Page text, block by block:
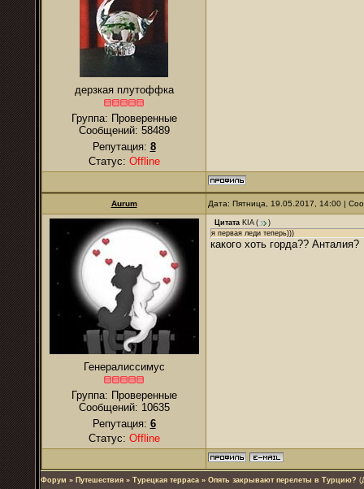
дерзкая плутоффка
Группа: Проверенные
Сообщений: 58489
Репутация: 8
Статус: Offline
Aurum Дата: Пятница, 19.05.2017, 14:00 |
Генералиссимус
Группа: Проверенные
Сообщений: 10635
Репутация: 6
Статус: Offline
Цитата KIA(
)
я первая леди теперь)))
какого хоть горда?? Анталия?
Форум » Путешествия » Турецкая терраса » Опять закрывают перелеты в Турцию?